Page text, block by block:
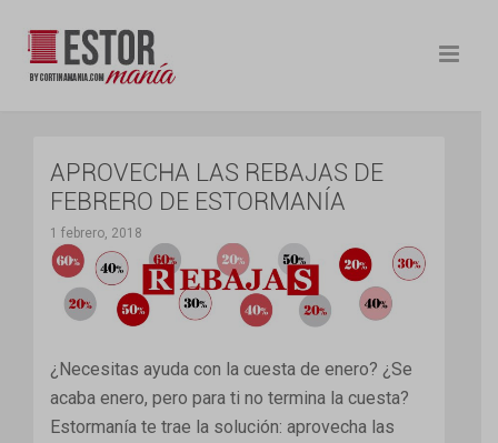
APROVECHA LAS REBAJAS DE
FEBRERO DE ESTORMANÍA
1 febrero, 2018
¿Necesitas ayuda con la cuesta de enero? ¿Se
acaba enero, pero para ti no termina la cuesta?
Estormanía te trae la solución: aprovecha las